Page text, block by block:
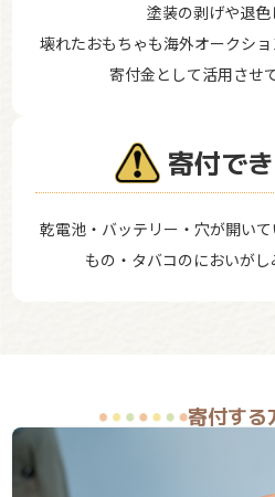
塗装の剥げや退
壊れたおもちゃも海外オークシ
寄付金として活用させ
寄付で
乾電池・バッテリー・穴が開い
もの・タバコのにおいが
寄付する